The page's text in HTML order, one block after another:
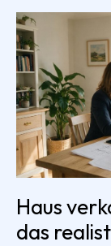
Haus
das